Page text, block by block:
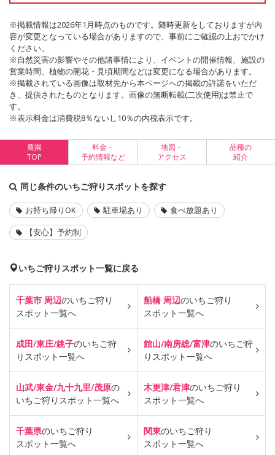
※掲載情報は2026年1月時点のものです。随時更新をしておりますが内
容が変更となっている場合がありますので、事前にご確認の上おでかけ
ください。
※自然災害の影響やその他諸事情により、イベントの開催情報、施設の
営業時間、植物の開花・見頃期間などは変更になる場合があります。
※掲載されている画像は取材先から本ページへの掲載の許諾をいただ
き、提供されたものとなります。画像の無断転載(二次使用)は禁止で
す。
※表示料金は消費税8％ないし10％の内税表示です。
農園
TOP
料金・
予約情報など
地図・
アクセス
品種の
紹介
同じ条件のいちご狩りスポットを探す
お持ち帰りOK 駐車場あり
食べ放題あり
【安心】予約制
いちご狩りスポット一覧に戻る
千葉市 周辺のいちご狩り
スポット一覧へ
船橋 周辺のいちご狩り
スポット一覧へ
成田/東庄/銚子のいちご狩
り スポット一覧へ
館山/南房総/富津のいちご狩
り スポット一覧へ
山武/東金/九十九里/茂原の
いちご狩り スポット一覧へ
木更津/君津のいちご狩り
スポット一覧へ
千葉県のいちご狩り
スポット一覧へ
関東のいちご狩り
スポット一覧へ